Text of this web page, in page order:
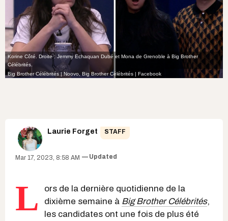
Korine Côté. Droite : Jemmy Echaquan Dubé et Mona de Grenoble à Big Brother
Célébrités.
Big Brother Célébrités | Noovo Big Brother Célébrités | Facebook
Laurie Forget STAFF
Mar 17, 2023, 8:58 AM Updated
L
ors de la dernière quotidienne de la
dixième semaine à Big Brother Célébrités,
les candidates ont une fois de plus été